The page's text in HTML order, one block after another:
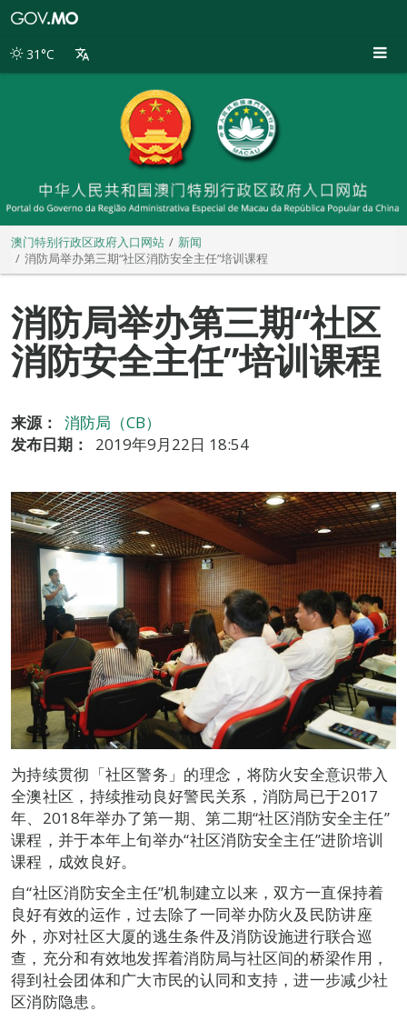
别
31°C
澳门特别行政区政府入口网站
新闻
消防局举办第三期“社区消防安全主任”培训课程
消防局举办第三期“社区
消防安全主任”培训课程
来源：
消防局（CB）
发布日期：
2019年9月22日 18:54
为持续贯彻「社区警务」的理念，将防火安全意识带入
全澳社区，持续推动良好警民关系，消防局已于2017
年、2018年举办了第一期、第二期“社区消防安全主任”
课程，并于本年上旬举办“社区消防安全主任”进阶培训
课程，成效良好。
自“社区消防安全主任”机制建立以来，双方一直保持着
良好有效的运作，过去除了一同举办防火及民防讲座
外，亦对社区大厦的逃生条件及消防设施进行联合巡
查，充分和有效地发挥着消防局与社区间的桥梁作用，
得到社会团体和广大市民的认同和支持，进一步减少社
区消防隐患。